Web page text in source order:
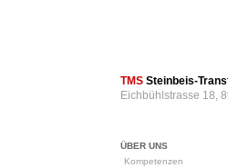
TMS Steinbeis-
Eichbühlstrasse 18,
ÜBER UNS
Kompetenzen